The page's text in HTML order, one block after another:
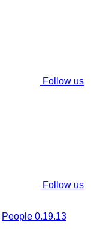
Follow us
Follow us
People 0.19.13